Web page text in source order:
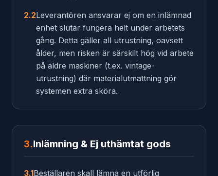
2.2Leverantören ansvarar ej om en inlämnad
enhet slutar fungera helt under arbetets
gång. Detta gäller all utrustning, oavsett
ålder, men risken är särskilt hög vid arbete
på äldre maskiner (t.ex. vintage-
utrustning) där materialutmattning gör
systemen extra sköra.
3.Inlämning & Ej uthämtat gods
3.1Beställaren skall lämna en utförlig